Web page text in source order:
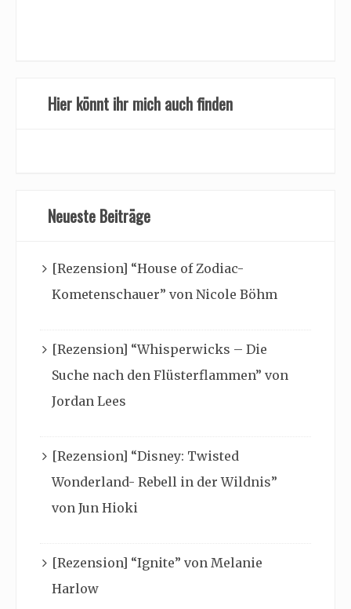
Hier könnt ihr mich auch finden
Neueste Beiträge
[Rezension] “House of Zodiac-
Kometenschauer” von Nicole Böhm
[Rezension] “Whisperwicks – Die
Suche nach den Flüsterflammen” von
Jordan Lees
[Rezension] “Disney: Twisted
Wonderland- Rebell in der Wildnis”
von Jun Hioki
[Rezension] “Ignite” von Melanie
Harlow